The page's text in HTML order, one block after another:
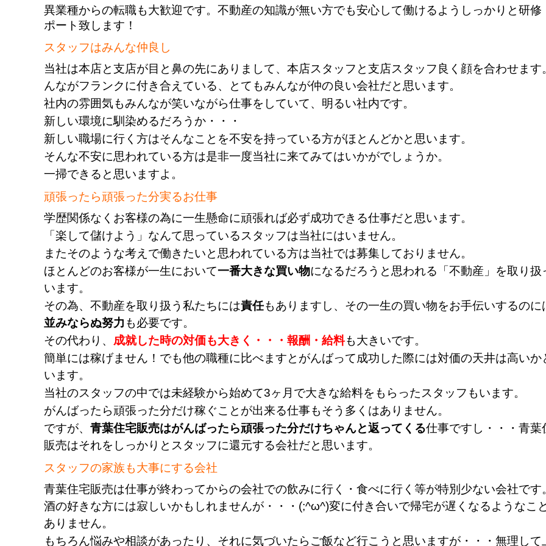
異業種からの転職も⼤歓迎です。 不動産の知識が無い方でも安心して働けるようしっかりと研修
ポート致します！
スタッフはみんな仲良し
当社は本店と支店が目と鼻の先にありまして、本店スタッフと支店スタッフ良く顔を合わせます
んながフランクに付き合えている、とてもみんなが仲の良い会社だと思います。
社内の雰囲気もみんなが笑いながら仕事をしていて、明るい社内です。
新しい環境に馴染めるだろうか・・・
新しい職場に行く方はそんなことを不安を持っている方がほとんどかと思います。
そんな不安に思われている方は是非一度当社に来てみてはいかがでしょうか。
一掃できると思いますよ。
頑張ったら頑張った分実るお仕事
学歴関係なくお客様の為に一生懸命に頑張れば必ず成功できる仕事だと思います。
「楽して儲けよう」なんて思っているスタッフは当社にはいません。
またそのような考えで働きたいと思われている方は当社では募集しておりません。
ほとんどのお客様が一生において一番大きな買い物になるだろうと思われる「不動産」を取り扱
います。
その為、不動産を取り扱う私たちには責任もありますし、その一生の買い物をお手伝いするのに
並みならぬ努力 も必要です。
その代わり、 成就した時の対価も大きく・・・報酬・給料も大きいです。
簡単には稼げません！でも他の職種に比べますとがんばって成功した際には対価の天井は高いか
います。
当社のスタッフの中では未経験から始めて3ヶ月で大きな給料をもらったスタッフもいます。
がんばったら頑張った分だけ稼ぐことが出来る仕事もそう多くはありません。
ですが、 青葉住宅販売はがんばったら頑張った分だけちゃんと返ってくる仕事ですし・・・青葉
販売はそれをしっかりとスタッフに還元する会社だと思います。
スタッフの家族も大事にする会社
青葉住宅販売は仕事が終わってからの会社での飲みに行く・食べに行く等が特別少ない会社です
酒の好きな方には寂しいかもしれませんが・・・(;^ω^)変に付き合いで帰宅が遅くなるようなこ
ありません。
もちろん悩みや相談があったり、それに気づいたらご飯など行こうと思いますが・・・無理して